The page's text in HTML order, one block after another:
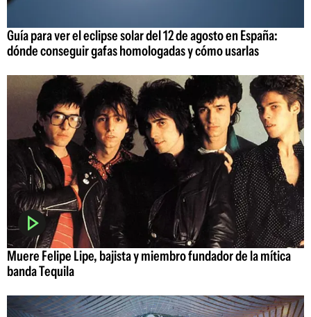
Guía para ver el eclipse solar del 12 de agosto en España:
dónde conseguir gafas homologadas y cómo usarlas
Muere Felipe Lipe, bajista y miembro fundador de la mítica
banda Tequila